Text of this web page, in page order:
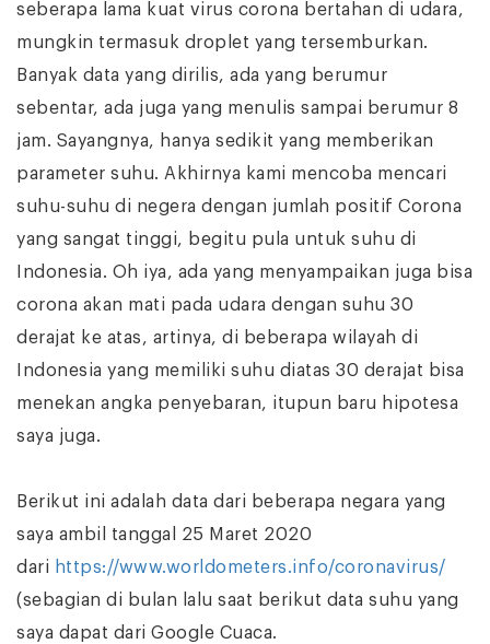
seberapa lama kuat virus corona bertahan di udara,
mungkin termasuk droplet yang tersemburkan.
Banyak data yang dirilis, ada yang berumur
sebentar, ada juga yang menulis sampai berumur 8
jam. Sayangnya, hanya sedikit yang memberikan
parameter suhu. Akhirnya kami mencoba mencari
suhu-suhu di negera dengan jumlah positif Corona
yang sangat tinggi, begitu pula untuk suhu di
Indonesia. Oh iya, ada yang menyampaikan juga bisa
corona akan mati pada udara dengan suhu 30
derajat ke atas, artinya, di beberapa wilayah di
Indonesia yang memiliki suhu diatas 30 derajat bisa
menekan angka penyebaran, itupun baru hipotesa
saya juga.
Berikut ini adalah data dari beberapa negara yang
saya ambil tanggal 25 Maret 2020
dari https://www.worldometers.info/coronavirus/
(sebagian di bulan lalu saat berikut data suhu yang
saya dapat dari Google Cuaca.